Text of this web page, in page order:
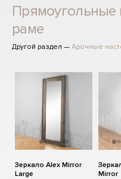
Прямоугольные
раме
Другой раздел — Арочные
Зеркало Alex Mirror
Large
Mirror